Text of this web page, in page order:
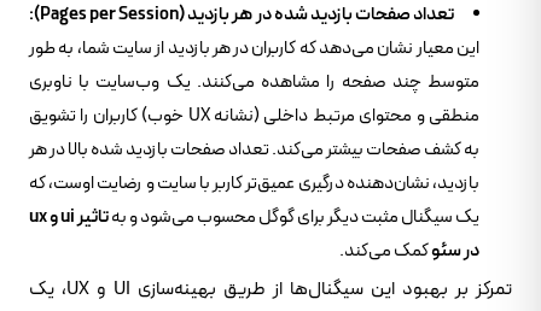
تعداد صفحات بازدید شده در هر بازدید (Pages per Session):
این معیار نشان می‌دهد که کاربران در هر بازدید از سایت شما، به طور
متوسط چند صفحه را مشاهده می‌کنند. یک وب‌سایت با ناوبری
منطقی و محتوای مرتبط داخلی (نشانه UX خوب) کاربران را تشویق
به کشف صفحات بیشتر می‌کند. تعداد صفحات بازدید شده بالا در هر
بازدید، نشان‌دهنده درگیری عمیق‌تر کاربر با سایت و رضایت اوست، که
یک سیگنال مثبت دیگر برای گوگل محسوب می‌شود و به
تاثیر ui و ux
در سئوکمک می‌کند.
تمرکز بر بهبود این سیگنال‌ها از طریق بهینه‌سازی UI و UX، یک